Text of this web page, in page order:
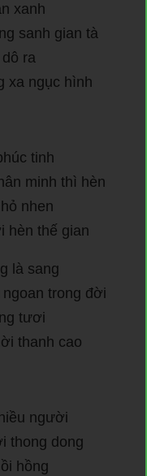
xanh
sanh gian tà
ra
xa ngục hình
tinh
minh thì hèn
nhen
hèn thế gian
là sang
trong đời
tươi
thanh cao
người
thong dong
hồng